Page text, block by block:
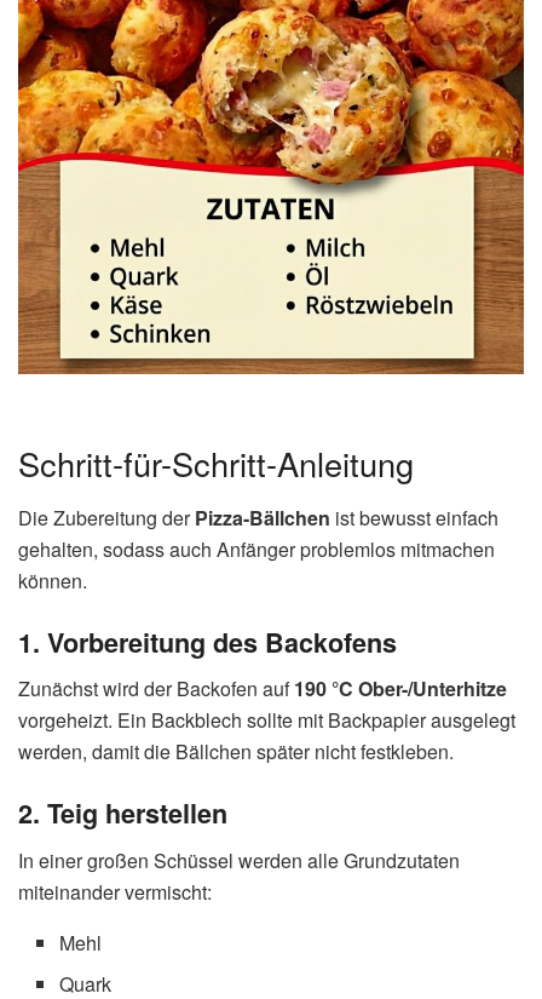
Schritt-für-Schritt-Anleitung
Die Zubereitung derPizza-Bällchen ist bewusst einfach
gehalten, sodass auch Anfänger problemlos mitmachen
können.
1. Vorbereitung des Backofens
Zunächst wird der Backofen auf190 °C Ober-/Unterhitze
vorgeheizt. Ein Backblech sollte mit Backpapier ausgelegt
werden, damit die Bällchen später nicht festkleben.
2. Teig herstellen
In einer großen Schüssel werden alle Grundzutaten
miteinander vermischt:
Mehl
Quark